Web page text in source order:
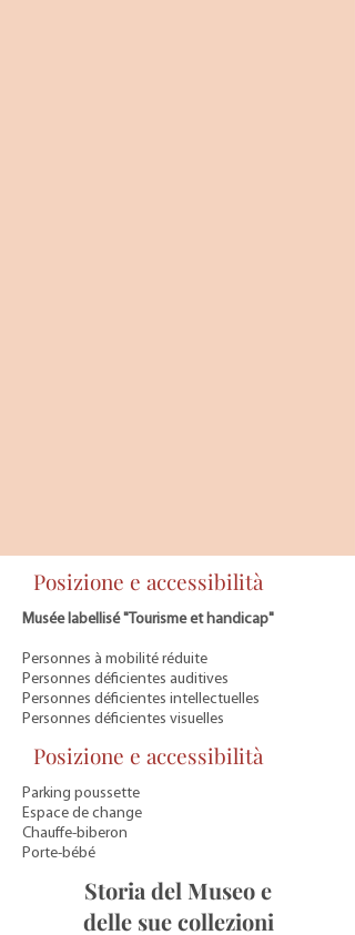
Posizione e accessibilità
Musée labellisé "Tourisme et handicap"
Personnes à mobilité réduite
Personnes déficientes auditives
Personnes déficientes intellectuelles
Personnes déficientes visuelles
Posizione e accessibilità
Parking poussette
Espace de change
Chauffe-biberon
Porte-bébé
Storia del Museo e
delle sue collezioni